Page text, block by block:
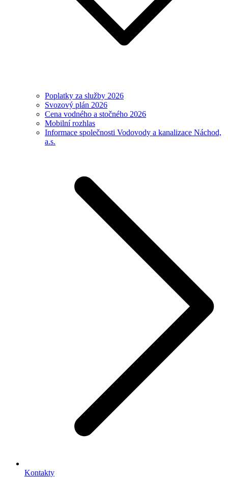
Poplatky za služby 2026
Svozový plán 2026
Cena vodného a stočného 2026
Mobilní rozhlas
Informace společnosti Vodovody a kanalizace Náchod,
a.s.
Kontakty